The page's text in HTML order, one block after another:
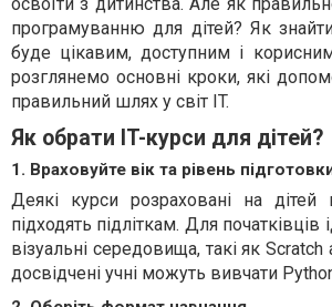
програмуванню для дітей? Як
буде цікавим, доступним і
розглянемо основні кроки, які
правильний шлях у світ IT.
Як обрати IT-курси для дітей?
1. Враховуйте вік та рівень
Деякі курси розраховані на дітей
підходять підліткам. Для початківців
візуальні середовища, такі як
досвідчені учні можуть вивчати